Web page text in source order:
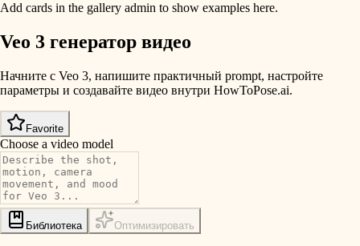
Add cards in the gallery admin to show examples here.
Veo 3 генератор видео
Начните с Veo 3, напишите практичный prompt, настройте
параметры и создавайте видео внутри HowToPose.ai.
Favorite
Choose a video model
Библиотека Оптимизировать